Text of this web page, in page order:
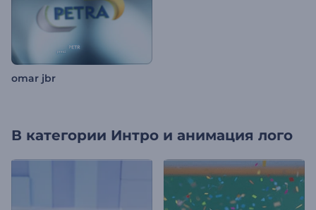
omar jbr
В категории Интро и анимация лого